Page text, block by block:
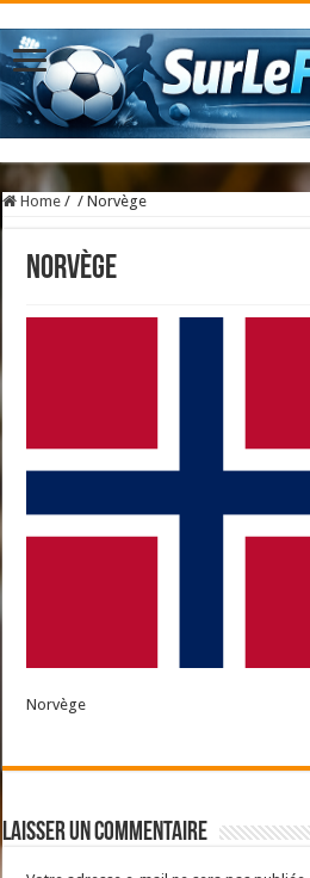
Home / / Norvège
Norvège
Norvège
Laisser un commentaire